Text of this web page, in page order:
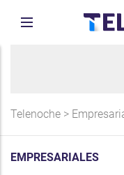
Telenoche >
EMPRESARIALES